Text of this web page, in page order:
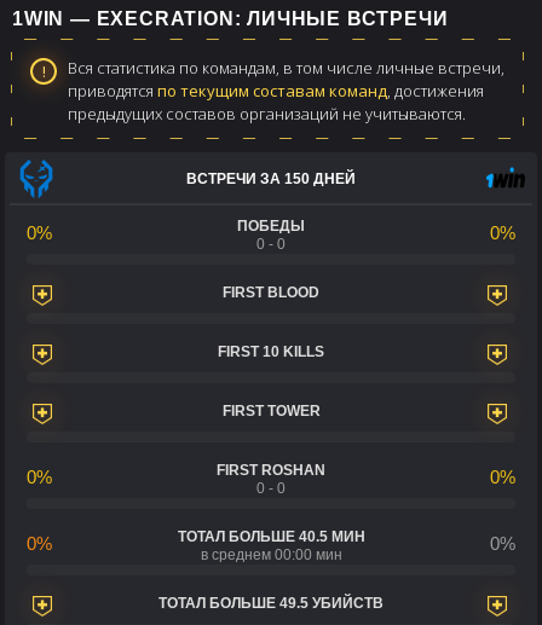
1WIN — EXECRATION: ЛИЧНЫЕ ВСТРЕЧИ
Вся статистика по командам, в том числе личные встречи,
приводятся по текущим составам команд, достижения
предыдущих составов организаций не учитываются.
ВСТРЕЧИ ЗА 150 ДНЕЙ
0%
ПОБЕДЫ
0 - 0
0%
FIRST BLOOD
FIRST 10 KILLS
FIRST TOWER
0%
FIRST ROSHAN
0 - 0
0%
0%
ТОТАЛ БОЛЬШЕ 40.5 МИН
в среднем 00:00 мин
0%
ТОТАЛ БОЛЬШЕ 49.5 УБИЙСТВ